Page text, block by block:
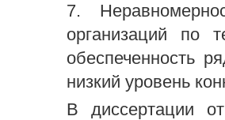
7.
организаций по
обеспеченность
низкий уровень
В диссертации